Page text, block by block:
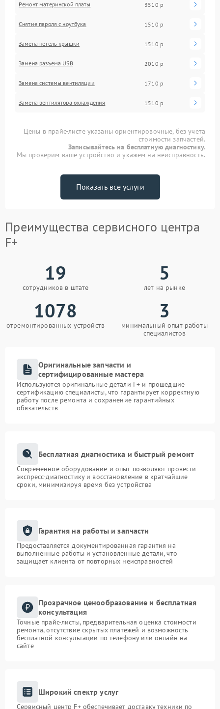
Ремонт материнской платы 3510 р
Снятие пароля с ноутбука 1510 р
Замена петель крышки 1510 р
Замена разъема USB 2010 р
Замена системы вентиляции 1710 р
Замена вентилятора охлаждения 1510 р
Цены в прайс-листе указаны ориентировочные, без учета
стоимости запчастей.
Записывайтесь на бесплатную диагностику.
Мы проверим ваше устройство и укажем на неисправность.
Показать все услуги
Преимущества сервисного центра
F+
19
сотрудников в штате
5
лет на рынке
1078
отремонтированных устройств
3
минимальный опыт работы
специалистов
Оригинальные запчасти и
сертифицированные мастера
Используются оригинальные детали F+ и прошедшие
сертификацию специалисты, что гарантирует корректную
работу после ремонта и сохранение гарантийных
обязательств
Бесплатная диагностика и быстрый ремонт
Современное оборудование и опыт позволяют провести
экспресс-диагностику и восстановление в кратчайшие
сроки, минимизируя время без устройства
Гарантия на работы и запчасти
Предоставляется документированная гарантия на
выполненные работы и установленные детали, что
защищает клиента от повторных неисправностей
Прозрачное ценообразование и бесплатная
консультация
Точные прайс-листы, предварительная оценка стоимости
ремонта, отсутствие скрытых платежей и возможность
бесплатной консультации по телефону или онлайн на
сайте
Широкий спектр услуг
Сервисный центр F+ обеспечивает доставку техники по